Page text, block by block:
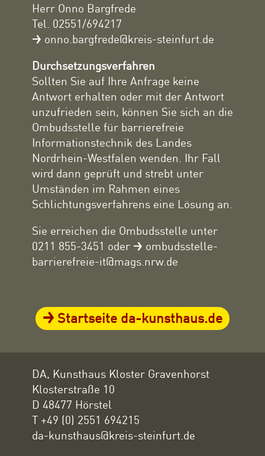
Herr Onno Bargfrede
Tel. 02551/694217
onno.bargfrede@kreis-steinfurt.de
Durchsetzungsverfahren
Sollten Sie auf Ihre Anfrage keine
Antwort erhalten oder mit der Antwort
unzufrieden sein, können Sie sich an die
Ombudsstelle für barrierefreie
Informationstechnik des Landes
Nordrhein-Westfalen wenden. Ihr Fall
wird dann geprüft und strebt unter
Umständen im Rahmen eines
Schlichtungsverfahrens eine Lösung an.
Sie erreichen die Ombudsstelle unter
0211 855-3451 oder
ombudsstelle-
barrierefreie-it@mags.nrw.de
Startseite da-kunsthaus.de
DA, Kunsthaus Kloster Gravenhorst
Klosterstraße 10
D 48477 Hörstel
T +49 (0) 2551 694215
da-kunsthaus@kreis-steinfurt.de